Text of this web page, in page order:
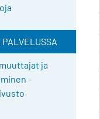
ja
-